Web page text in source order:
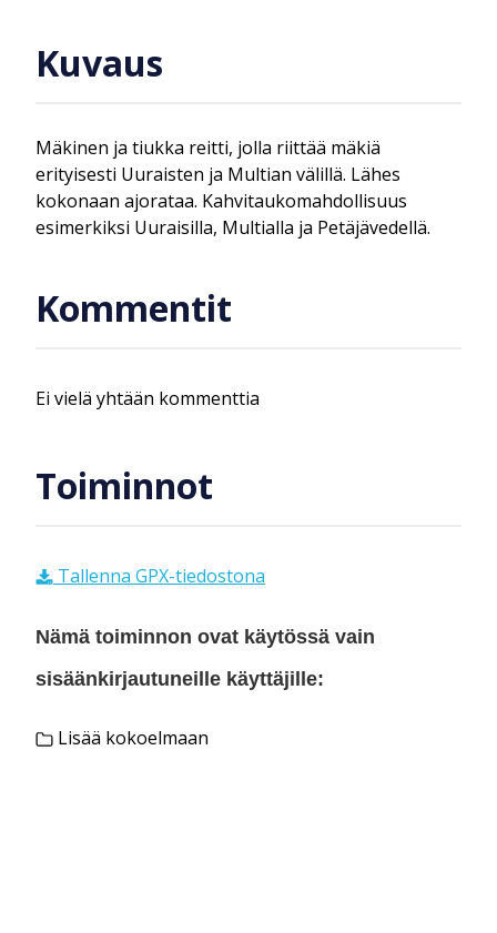
Kuvaus
Mäkinen ja tiukka reitti, jolla riittää mäkiä
erityisesti Uuraisten ja Multian välillä. Lähes
kokonaan ajorataa. Kahvitaukomahdollisuus
esimerkiksi Uuraisilla, Multialla ja Petäjävedellä.
Kommentit
Ei vielä yhtään kommenttia
Toiminnot
Tallenna GPX-tiedostona
Nämä toiminnon ovat käytössä vain
sisäänkirjautuneille käyttäjille:
Lisää kokoelmaan